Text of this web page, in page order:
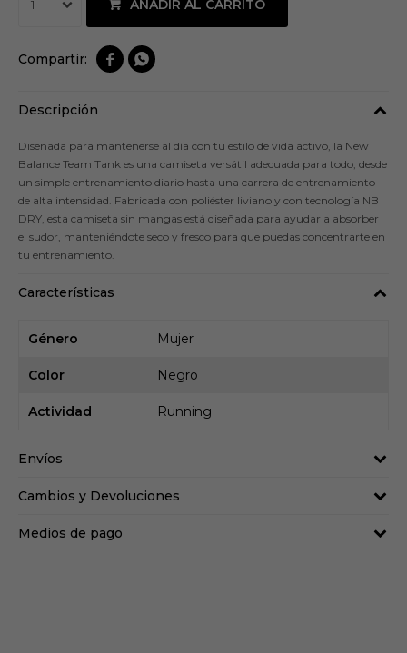
1 AÑADIR AL CARRITO
 
Envíos
Cambios y Devoluciones
Medios de pago
Descripción
Diseñada para mantenerse al día con tu estilo de vida activo, la New
Balance Team Tank es una camiseta versátil adecuada para todo, desde
un simple entrenamiento diario hasta una carrera de entrenamiento
de alta intensidad. Fabricada con poliéster liviano y con tecnología NB
DRY, esta camiseta sin mangas está diseñada para ayudar a absorber
el sudor, manteniéndote seco y fresco para que puedas concentrarte en
tu entrenamiento.
Características
Género Mujer
Color Negro
Actividad Running